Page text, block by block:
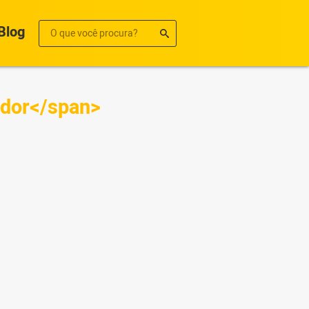
span>